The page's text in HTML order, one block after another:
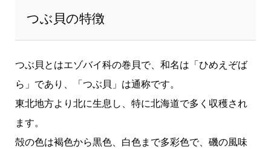
つぶ貝の特徴
つぶ貝とはエゾバイ科の巻貝で、和名は「ひめえぞば
ら」であり、「つぶ貝」は通称です。
東北地方より北に生息し、特に北海道で多く収穫され
ます。
殻の色は褐色から黒色、白色まで多彩色で、磯の風味